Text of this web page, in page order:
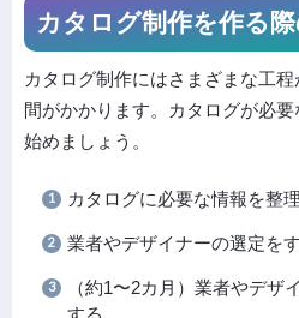
カタログ制作を作る
カタログ制作にはさまざまな工
間がかかります。カタログが必
始めましょう。
カタログに必要な情報を整
業者やデザイナーの選定を
（約1〜2カ月）業者やデザ